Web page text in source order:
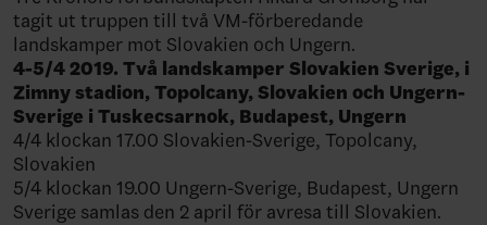
tagit ut truppen till två VM-förberedande
landskamper mot Slovakien och Ungern.
4-5/4 2019. Två landskamper Slovakien Sverige, i
Zimny stadion, Topolcany, Slovakien och Ungern-
Sverige i Tuskecsarnok, Budapest, Ungern
4/4 klockan 17.00 Slovakien-Sverige, Topolcany,
Slovakien
5/4 klockan 19.00 Ungern-Sverige, Budapest, Ungern
Sverige samlas den 2 april för avresa till Slovakien.